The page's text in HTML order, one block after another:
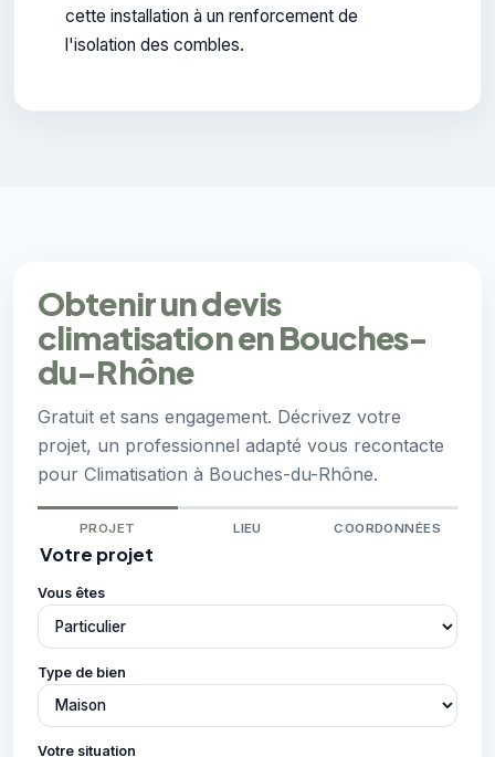
cette installation à un renforcement de
l'isolation des combles.
Obtenir un devis
climatisation en Bouches-
du-Rhône
Gratuit et sans engagement. Décrivez votre
projet, un professionnel adapté vous recontacte
pour Climatisation à Bouches-du-Rhône.
PROJET LIEU COORDONNÉES
Votre projet
Vous êtes
Type de bien
Votre situation